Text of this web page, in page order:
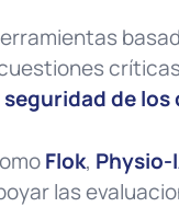
de
Flok, Physio-
las